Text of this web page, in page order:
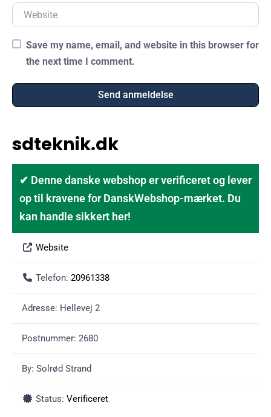
Website
Save my name, email, and website in this browser for
the next time I comment.
sdteknik.dk
✔ Denne danske webshop er verificeret og lever
op til kravene for DanskWebshop-mærket. Du
kan handle sikkert her!
Website
Telefon: 20961338
Adresse: Hellevej 2
Postnummer: 2680
By: Solrød Strand
Status: Verificeret